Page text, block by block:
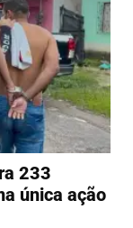
233
única ação